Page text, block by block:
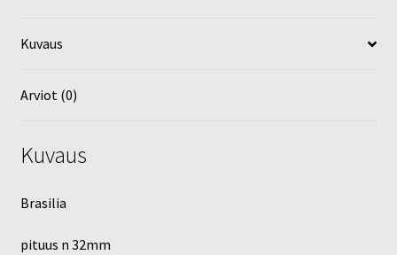
Kuvaus
Arviot (0)
Kuvaus
Brasilia
pituus n 32mm